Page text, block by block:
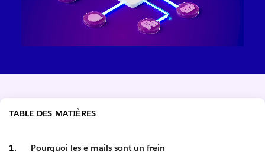
TABLE DES MATIÈRES
Pourquoi les e-mails sont un frein